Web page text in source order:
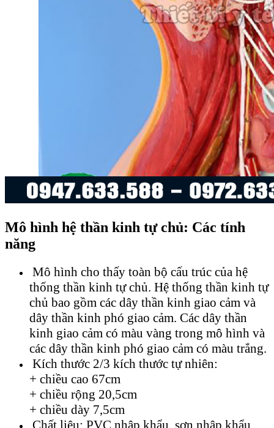
Mô hình hệ thần kinh tự chủ: Các tính
năng
Mô hình cho thấy toàn bộ cấu trúc của hệ
thống thần kinh tự chủ. Hệ thống thần kinh tự
chủ bao gồm các dây thần kinh giao cảm và
dây thần kinh phó giao cảm. Các dây thần
kinh giao cảm có màu vàng trong mô hình và
các dây thần kinh phó giao cảm có màu trắng.
Kích thước 2/3 kích thước tự nhiên:
+ chiều cao 67cm
+ chiều rộng 20,5cm
+ chiều dày 7,5cm
Chất liệu: PVC nhập khẩu, sơn nhập khẩu,